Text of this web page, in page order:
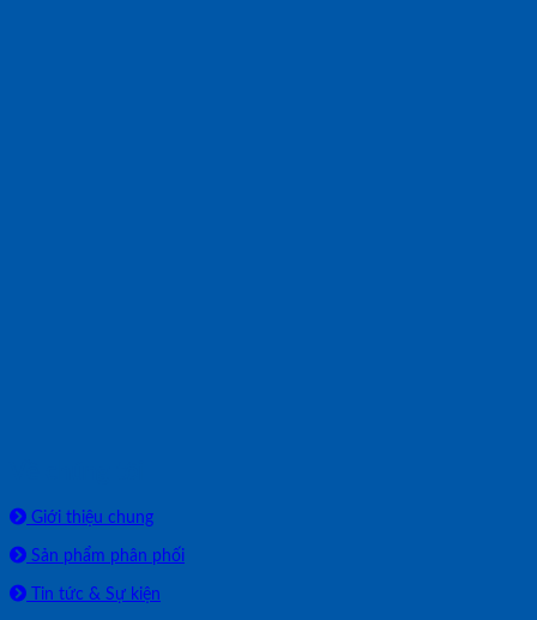
Giới thiệu chung
Sản phẩm phân phối
Tin tức & Sự kiện